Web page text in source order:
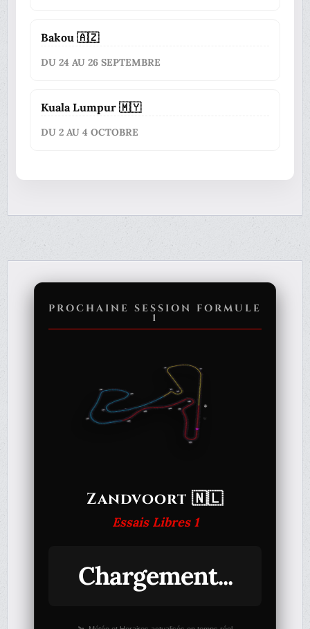
Bakou 🇦🇿
DU 24 AU 26 SEPTEMBRE
Kuala Lumpur 🇲🇾
DU 2 AU 4 OCTOBRE
PROCHAINE SESSION FORMULE
1
Zandvoort 🇳🇱
Essais Libres 1
Chargement...